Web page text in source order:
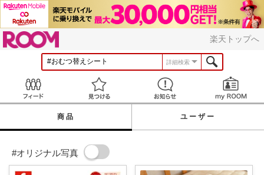
楽天トップへ
詳細検索
見つける お知らせ
商品 ユーザー
#オリジナル写真